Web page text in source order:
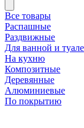
Все товары
Распашные
Раздвижные
Для ванной и
На кухню
Композитные
Деревянные
Алюминиевые
По покрытию